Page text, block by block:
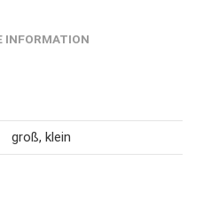
INFORMATION
groß, klein